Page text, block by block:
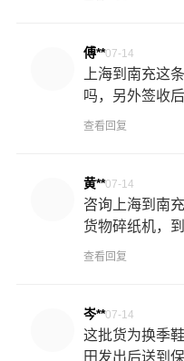
傅**07-14
上海到南充这
吗，另外签收
查看回复
黄**07-14
咨询上海到南
货物碎纸机，
查看回复
岑**07-14
这批货为换季
田发出后送到